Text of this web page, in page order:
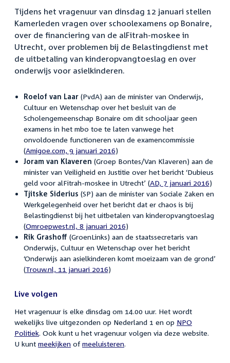
Tijdens het vragenuur van dinsdag 12 januari stellen
Kamerleden vragen over schoolexamens op Bonaire,
over de financiering van de alFitrah-moskee in
Utrecht, over problemen bij de Belastingdienst met
de uitbetaling van kinderopvangtoeslag en over
onderwijs voor asielkinderen.
Roelof van Laar(PvdA) aan de minister van Onderwijs,
Cultuur en Wetenschap over het besluit van de
Scholengemeenschap Bonaire om dit schooljaar geen
examens in het mbo toe te laten vanwege het
onvoldoende functioneren van de examencommissie
(Amigoe.com, 9 januari 2016)
Joram van Klaveren (Groep Bontes/Van Klaveren) aan de
minister van Veiligheid en Justitie over het bericht ‘Dubieus
geld voor alFitrah-moskee in Utrecht’ (AD, 7 januari 2016)
Tjitske Siderius (SP) aan de minister van Sociale Zaken en
Werkgelegenheid over het bericht dat er chaos is bij
Belastingdienst bij het uitbetalen van kinderopvangtoeslag
(Omroepwest.nl, 8 januari 2016)
Rik Grashoff (GroenLinks) aan de staatssecretaris van
Onderwijs, Cultuur en Wetenschap over het bericht
‘Onderwijs aan asielkinderen komt moeizaam van de grond’
(Trouw.nl, 11 januari 2016)
Live volgen
Het vragenuur is elke dinsdag om 14.00 uur. Het wordt
wekelijks live uitgezonden op Nederland 1 en op NPO
Politiek. Ook kunt u het vragenuur volgen via deze website.
U kunt meekijken of meeluisteren.